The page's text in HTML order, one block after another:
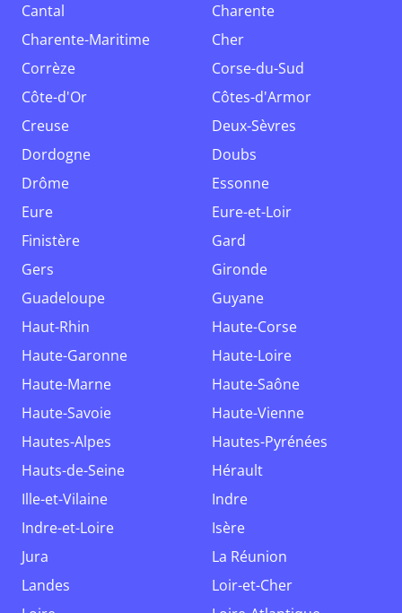
Cantal
Charente
Charente-Maritime
Cher
Corrèze
Corse-du-Sud
Côte-d'Or
Côtes-d'Armor
Creuse
Deux-Sèvres
Dordogne
Doubs
Drôme
Essonne
Eure
Eure-et-Loir
Finistère
Gard
Gers
Gironde
Guadeloupe
Guyane
Haut-Rhin
Haute-Corse
Haute-Garonne
Haute-Loire
Haute-Marne
Haute-Saône
Haute-Savoie
Haute-Vienne
Hautes-Alpes
Hautes-Pyrénées
Hauts-de-Seine
Hérault
Ille-et-Vilaine
Indre
Indre-et-Loire
Isère
Jura
La Réunion
Landes
Loir-et-Cher